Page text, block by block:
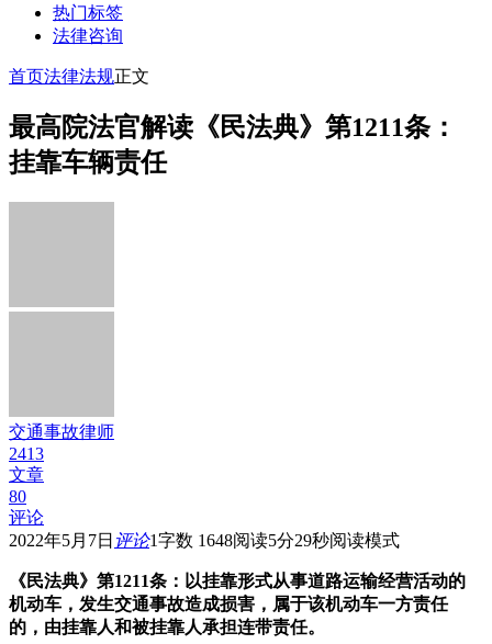
热门标签
法律咨询
首页法律法规正文
最高院法官解读《民法典》第1211条：
挂靠车辆责任
交通事故律师
2413
文章
80
评论
2022年5月7日 评论1字数 1648阅读5分29秒阅读模式
《民法典》第1211条：以挂靠形式从事道路运输经营活动的
机动车，发生交通事故造成损害，属于该机动车一方责任
的，由挂靠人和被挂靠人承担连带责任。